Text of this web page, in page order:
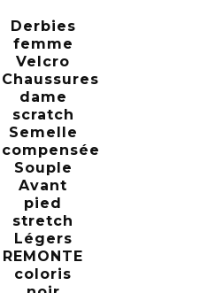
Derbies
femme
Velcro
Chaussures
dame
scratch
Semelle
compensée
Souple
Avant
pied
stretch
Légers
REMONTE
coloris